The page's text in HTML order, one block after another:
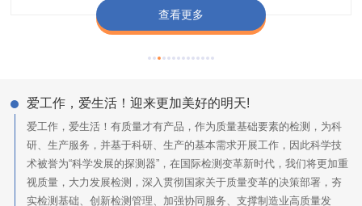
查看更多
查看更多
查看更多
查看更多
爱工作，爱生活！迎来更加美好的明天!
爱工作，爱生活！有质量才有产品，作为质量基础要素的检测，为科
研、生产服务，并基于科研、生产的基本需求开展工作，因此科学技
术被誉为“科学发展的探测器”，在国际检测变革新时代，我们将更加重
视质量，大力发展检测，深入贯彻国家关于质量变革的决策部署，夯
实检测基础、创新检测管理、加强协同服务、支撑制造业高质量发